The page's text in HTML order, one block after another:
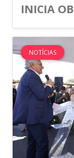
INICIA
NOTÍCIAS